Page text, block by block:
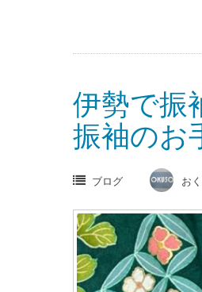
伊勢で振
振袖のお
ブログ お